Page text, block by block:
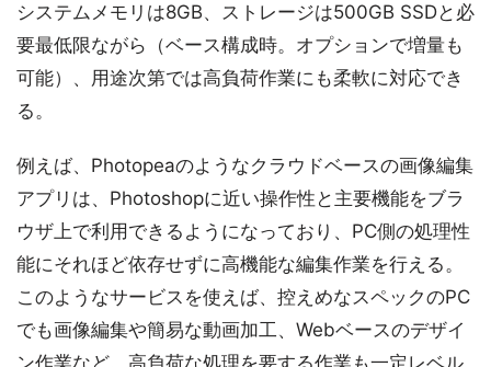
システムメモリは8GB、ストレージは500GB SSDと必
要最低限ながら（ベース構成時。オプションで増量も
可能）、用途次第では高負荷作業にも柔軟に対応でき
る。
例えば、Photopeaのようなクラウドベースの画像編集
アプリは、Photoshopに近い操作性と主要機能をブラ
ウザ上で利用できるようになっており、PC側の処理性
能にそれほど依存せずに高機能な編集作業を行える。
このようなサービスを使えば、控えめなスペックのPC
でも画像編集や簡易な動画加工、Webベースのデザイ